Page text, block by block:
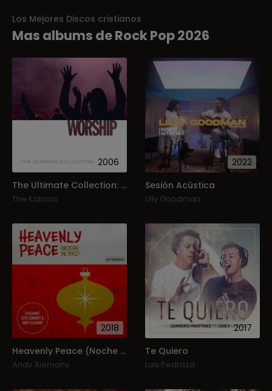
Los Mejores Discos cristianos
Mas albums de Rock Pop 2026
2006
The Ultimate Collection: Worship Cd2
The Katinas
2022
Sesión Acústica
Lilly Goodman
2018
Heavenly Peace (Noche De Paz)
Andy Alemany
2017
Te Quiero
Luis Pedraza